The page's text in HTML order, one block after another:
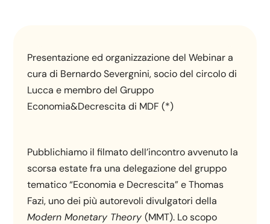
Presentazione ed organizzazione del Webinar a
cura di Bernardo Severgnini, socio del circolo di
Lucca e membro del Gruppo
Economia&Decrescita di MDF (*)
Pubblichiamo il filmato dell’incontro avvenuto la
scorsa estate fra una delegazione del gruppo
tematico “Economia e Decrescita” e Thomas
Fazi, uno dei più autorevoli divulgatori della
Modern Monetary Theory(MMT). Lo scopo